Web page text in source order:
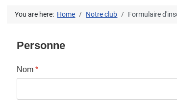
You are here: Home Notre club Formulaire
Personne
Nom*